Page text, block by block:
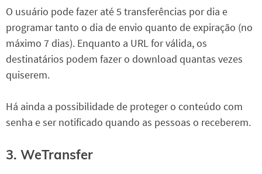
O usuário pode fazer até 5 transferências por dia e
programar tanto o dia de envio quanto de expiração (no
máximo 7 dias). Enquanto a URL for válida, os
destinatários podem fazer o download quantas vezes
quiserem.
Há ainda a possibilidade de proteger o conteúdo com
senha e ser notificado quando as pessoas o receberem.
3. WeTransfer